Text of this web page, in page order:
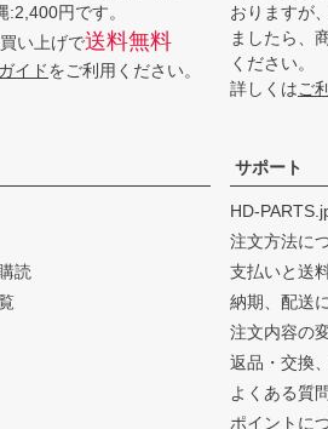
円です。
い上げで送料無料
イドをご利用ください。
おりますが
ましたら、
ください。
詳しくはご
読
サポート
HD-
注文方法に
支払いと送
納期、配送
注文内容の
返品・交換
よくある質問
ポイントに